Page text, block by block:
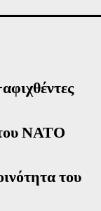
του ΝΑΤΟ
του